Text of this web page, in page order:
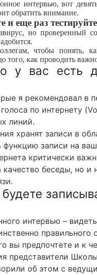
интервью, вот
обратить внимание.
и еще раз тестируйте
но проверенный
чтобы понять,
того, как проводить
у вас есть
я рекомендовал в
по интернету
линий.
хранят записи в
записи на
критически
беседы, но и
интервью –
правильного
вы предпочтете и к
представители
об этом с